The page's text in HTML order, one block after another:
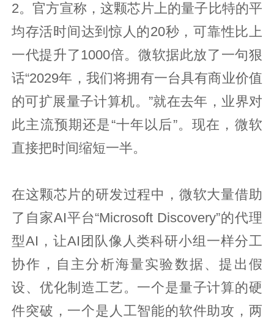
2。官方宣称，这颗芯片上的量子比特的平
均存活时间达到惊人的20秒，可靠性比上
一代提升了1000倍。微软据此放了一句狠
话“2029年，我们将拥有一台具有商业价值
的可扩展量子计算机。”就在去年，业界对
此主流预期还是“十年以后”。现在，微软
直接把时间缩短一半。
在这颗芯片的研发过程中，微软大量借助
了自家AI平台“Microsoft Discovery”的代理
型AI，让AI团队像人类科研小组一样分工
协作，自主分析海量实验数据、提出假
设、优化制造工艺。一个是量子计算的硬
件突破，一个是人工智能的软件助攻，两